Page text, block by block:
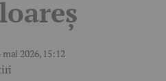
mai 2026, 15:12